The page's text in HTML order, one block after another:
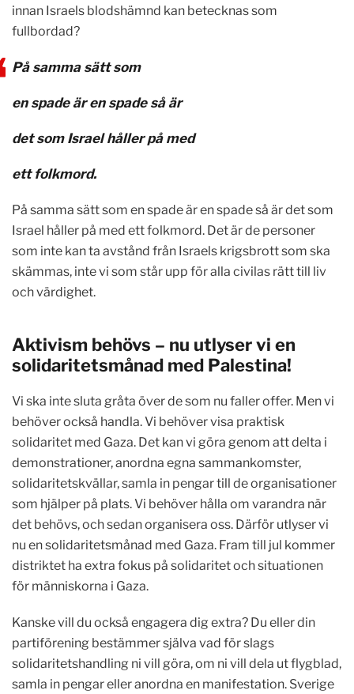
innan Israels blodshämnd kan betecknas som
fullbordad?
På samma sätt som
en spade är en spade så är
det som Israel håller på med
ett folkmord.
På samma sätt som en spade är en spade så är det som
Israel håller på med ett folkmord. Det är de personer
som inte kan ta avstånd från Israels krigsbrott som ska
skämmas, inte vi som står upp för alla civilas rätt till liv
och värdighet.
Aktivism behövs – nu utlyser vi en
solidaritetsmånad med Palestina!
Vi ska inte sluta gråta över de som nu faller offer. Men vi
behöver också handla. Vi behöver visa praktisk
solidaritet med Gaza. Det kan vi göra genom att delta i
demonstrationer, anordna egna sammankomster,
solidaritetskvällar, samla in pengar till de organisationer
som hjälper på plats.Vi behöver hålla om varandra när
det behövs, och sedan organisera oss. Därför utlyser vi
nu en solidaritetsmånad med Gaza. Fram till jul kommer
distriktet ha extra fokus på solidaritet och situationen
för människorna i Gaza.
Kanske vill du också engagera dig extra? Du eller din
partiförening bestämmer själva vad för slags
solidaritetshandling ni vill göra, om ni vill dela ut flygblad,
samla in pengar eller anordna en manifestation. Sverige